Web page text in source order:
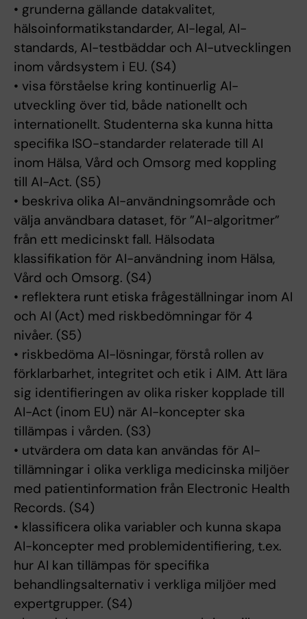
• grunderna gällande datakvalitet,
hälsoinformatikstandarder, AI-legal, AI-
standards, AI-testbäddar och AI-utvecklingen
inom vårdsystem i EU. (S4)
• visa förståelse kring kontinuerlig AI-
utveckling över tid, både nationellt och
internationellt. Studenterna ska kunna hitta
specifika ISO-standarder relaterade till AI
inom Hälsa, Vård och Omsorg med koppling
till AI-Act. (S5)
• beskriva olika AI-användningsområde och
välja användbara dataset, för ”AI-algoritmer”
från ett medicinskt fall. Hälsodata
klassifikation för AI-användning inom Hälsa,
Vård och Omsorg. (S4)
• reflektera runt etiska frågeställningar inom AI
och AI (Act) med riskbedömningar för 4
nivåer. (S5)
• riskbedöma AI-lösningar, förstå rollen av
förklarbarhet, integritet och etik i AIM. Att lära
sig identifieringen av olika risker kopplade till
AI-Act (inom EU) när AI-koncepter ska
tillämpas i vården. (S3)
• utvärdera om data kan användas för AI-
tillämningar i olika verkliga medicinska miljöer
med patientinformation från Electronic Health
Records. (S4)
• klassificera olika variabler och kunna skapa
AI-koncepter med problemidentifiering, t.ex.
hur AI kan tillämpas för specifika
behandlingsalternativ i verkliga miljöer med
expertgrupper. (S4)